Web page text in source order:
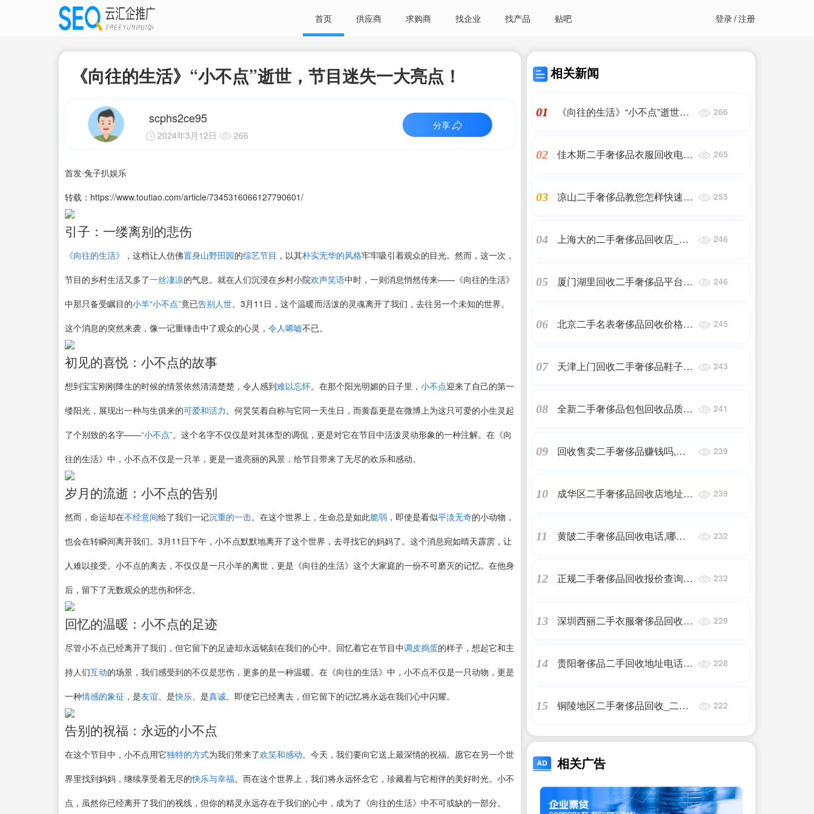
首页 供应商 求购商 找企业 找产品 贴吧 登录/注册
《向往的生活》“小不点”逝世，节目迷失一大亮点！
scphs2ce95
2024年3月12日 266
分享
首发·兔子扒娱乐
转载：https://www.toutiao.com/article/7345316066127790601/
引子：一缕离别的悲伤
《向往的生活》 ，这档让人仿佛置身山野田园的综艺节目 ，以其朴实无华的风格牢牢吸引着观众的目光。然而，这一次，
节目的乡村生活又多了一丝凄凉的气息。就在人们沉浸在乡村小院欢声笑语中时，一则消息悄然传来——《向往的生活》
中那只备受瞩目的小羊“小不点”竟已告别人世。3月11日，这个温暖而活泼的灵魂离开了我们，去往另一个未知的世界。
这个消息的突然来袭，像一记重锤击中了观众的心灵， 令人唏嘘不已。
初见的喜悦：小不点的故事
想到宝宝刚刚降生的时候的情景依然清清楚楚，令人感到难以忘怀。在那个阳光明媚的日子里， 小不点迎来了自己的第一
缕阳光，展现出一种与生俱来的可爱和活力。何炅笑着自称与它同一天生日，而黄磊更是在微博上为这只可爱的小生灵起
了个别致的名字——“小不点”。这个名字不仅仅是对其体型的调侃，更是对它在节目中活泼灵动形象的一种注解。在《向
往的生活》中，小不点不仅是一只羊，更是一道亮丽的风景，给节目带来了无尽的欢乐和感动。
岁月的流逝：小不点的告别
然而，命运却在不经意间给了我们一记沉重的一击。在这个世界上，生命总是如此脆弱 ，即使是看似平淡无奇的小动物，
也会在转瞬间离开我们。3月11日下午，小不点默默地离开了这个世界，去寻找它的妈妈了。这个消息宛如晴天霹雳，让
人难以接受。小不点的离去，不仅仅是一只小羊的离世，更是《向往的生活》这个大家庭的一份不可磨灭的记忆。在他身
后，留下了无数观众的悲伤和怀念。
回忆的温暖：小不点的足迹
尽管小不点已经离开了我们，但它留下的足迹却永远铭刻在我们的心中。回忆着它在节目中调皮捣蛋的样子，想起它和主
持人们互动的场景，我们感受到的不仅是悲伤，更多的是一种温暖。在《向往的生活》中，小不点不仅是一只动物，更是
一种情感的象征 ，是友谊、是快乐、是真诚。即使它已经离去，但它留下的记忆将永远在我们心中闪耀。
告别的祝福：永远的小不点
在这个节目中，小不点用它独特的方式为我们带来了欢笑和感动。今天，我们要向它送上最深情的祝福。愿它在另一个世
界里找到妈妈，继续享受着无尽的快乐与幸福。而在这个世界上，我们将永远怀念它，珍藏着与它相伴的美好时光。小不
点，虽然你已经离开了我们的视线，但你的精灵永远存在于我们的心中，成为了《向往的生活》中不可或缺的一部分。
相关新闻
01
《向往的生活》“小不点”逝世，
266
02
佳木斯二手奢侈品衣服回收电话
265
03
凉山二手奢侈品教您怎样快速回
255
04
上海大的二手奢侈品回收店_二
246
05
厦门湖里回收二手奢侈品平台_
246
06
北京二手名表奢侈品回收价格查
245
07
天津上门回收二手奢侈品鞋子_
243
08
全新二手奢侈品包包回收品质保
241
09
回收售卖二手奢侈品赚钱吗,国
239
10
成华区二手奢侈品回收店地址,
239
11
黄陂二手奢侈品回收电话,哪里
232
12
正规二手奢侈品回收报价查询,
232
13
深圳西丽二手衣服奢侈品回收地
229
14
贵阳奢侈品二手回收地址电话_
228
15
铜陵地区二手奢侈品回收_二手
222
相关广告